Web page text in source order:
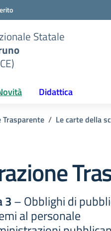
Statale
Didattica
Le carte della
3– Obblighi di
al personale